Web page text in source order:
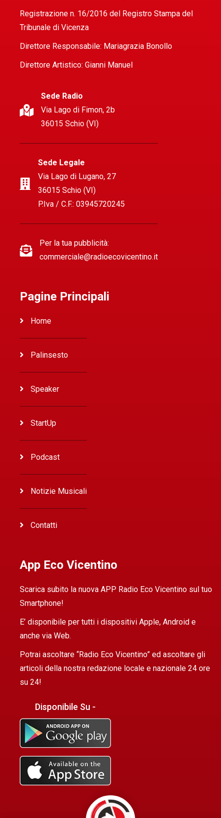
Registrazione n. 16/2016 del Registro Stampa del
Tribunale di Vicenza
Direttore Responsabile: Mariagrazia Bonollo
Direttore Artistico: Gianni Manuel
Sede Radio
Via Lago di Fimon, 2b
36015 Schio (VI)
Sede Legale
Via Lago di Lugano, 27
36015 Schio (VI)
P.Iva / C.F.: 03945720245
Per la tua pubblicità:
commerciale@radioecovicentino.it
Pagine Principali
Home
Palinsesto
Speaker
StartUp
Podcast
Notizie Musicali
Contatti
App Eco Vicentino
Scarica subito la nuova APP Radio Eco Vicentino sul tuo
Smartphone!
E’ disponibile per tutti i dispositivi Apple, Android e
anche via Web.
Potrai ascoltare “Radio Eco Vicentino” ed ascoltare gli
articoli della nostra redazione locale e nazionale 24 ore
su 24!
Disponibile Su -